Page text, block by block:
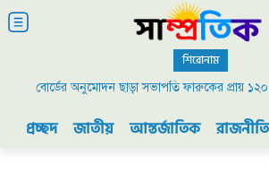
শিরোনাম
বোর্ডের অনুমোদন ছাড়া সভাপতি ফারুকের প্রায় ১২০
প্রচ্ছদ জাতীয় আন্তর্জাতিক রাজনীতি